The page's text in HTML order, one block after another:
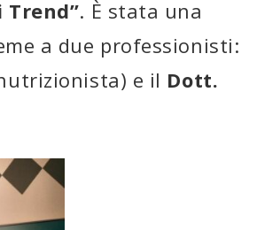
Trend”. È stata una
a due professionisti:
e il Dott.